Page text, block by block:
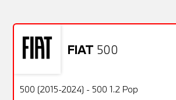
FIAT 500
OFFERTA
Usato
500 (2015-2024) - 500 1.2 Pop